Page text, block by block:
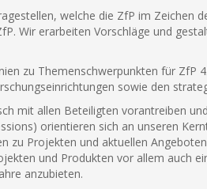
welche die ZfP im Zeichen
Wir erarbeiten Vorschläge und
zu Themenschwerpunkten für ZfP
sowie den
mit allen Beteiligten vorantreiben
orientieren sich an unseren
zu Projekten und aktuellen
und Produkten vor allem auch
anzubieten.